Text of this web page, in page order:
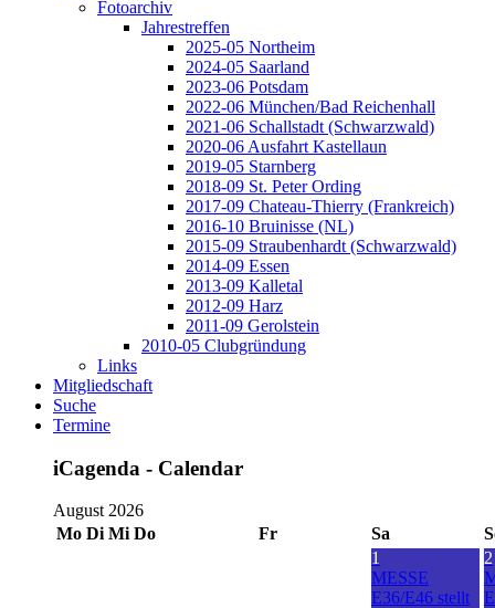
Fotoarchiv
Jahrestreffen
2025-05 Northeim
2024-05 Saarland
2023-06 Potsdam
2022-06 München/Bad Reichenhall
2021-06 Schallstadt (Schwarzwald)
2020-06 Ausfahrt Kastellaun
2019-05 Starnberg
2018-09 St. Peter Ording
2017-09 Chateau-Thierry (Frankreich)
2016-10 Bruinisse (NL)
2015-09 Straubenhardt (Schwarzwald)
2014-09 Essen
2013-09 Kalletal
2012-09 Harz
2011-09 Gerolstein
2010-05 Clubgründung
Links
Mitgliedschaft
Suche
Termine
iCagenda - Calendar
August 2026
Mo Di Mi Do Fr Sa
1
MESSE
E36/E46 stellt
2